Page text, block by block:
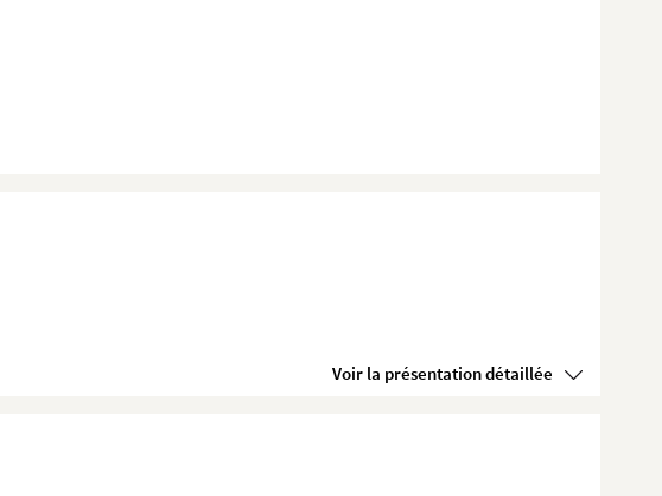
Voir la présentation détaillée